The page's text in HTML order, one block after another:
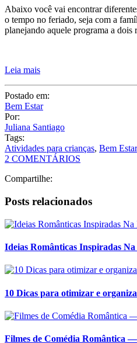
Abaixo você vai encontrar
o tempo no feriado, seja com a
planejando aquele programa a
Leia mais
Postado em:
Bem Estar
Por:
Juliana Santiago
Tags:
Atividades para crianças, Bem Estar
2 COMENTÁRIOS
Compartilhe:
Posts relacionados
Ideias Românticas Inspiradas Na
10 Dicas para otimizar e
Filmes de Comédia Romântica —